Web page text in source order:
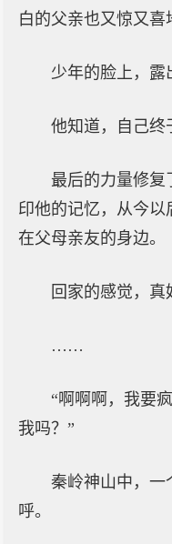
白的父亲也又惊又喜
少年的脸上，露
他知道，自己终
最后的力量修复
印他的记忆，从今
在父母亲友的身边。
回家的感觉，真
……
“啊啊啊，我要
我吗？”
秦岭神山中，一
呼。